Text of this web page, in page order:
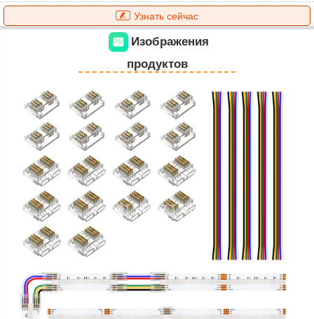
Узнать сейчас
Изображения
продуктов